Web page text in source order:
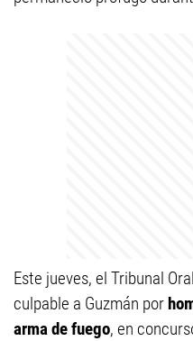
Este jueves, el Tribunal
culpable a Guzmán por
arma de fuego, en